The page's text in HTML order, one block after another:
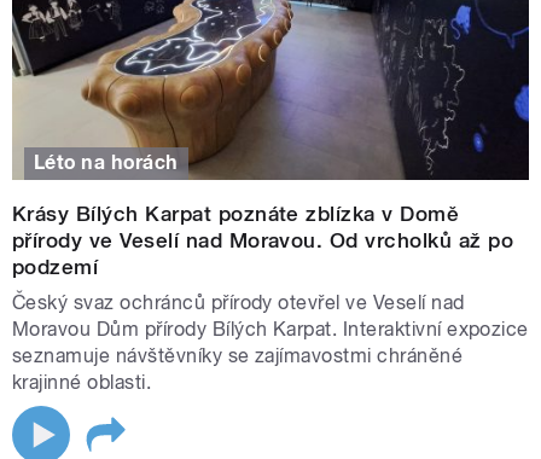
Léto na horách
Krásy Bílých Karpat poznáte zblízka v Domě
přírody ve Veselí nad Moravou. Od vrcholků až po
podzemí
Český svaz ochránců přírody otevřel ve Veselí nad
Moravou Dům přírody Bílých Karpat. Interaktivní expozice
seznamuje návštěvníky se zajímavostmi chráněné
krajinné oblasti.